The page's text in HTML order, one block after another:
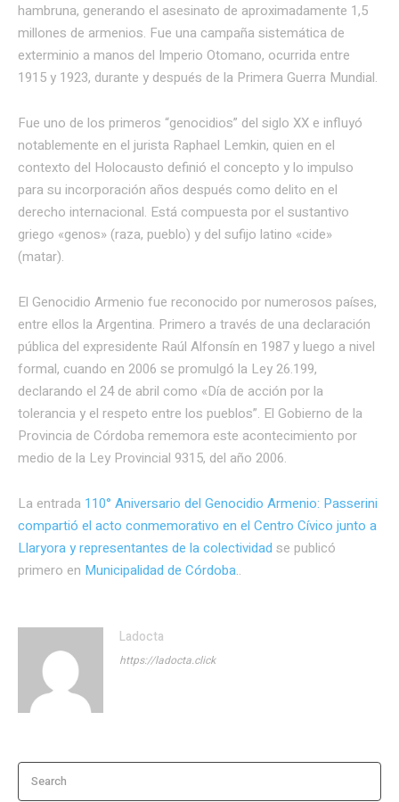
hambruna, generando el asesinato de aproximadamente 1,5
millones de armenios. Fue una campaña sistemática de
exterminio a manos del Imperio Otomano, ocurrida entre
1915 y 1923, durante y después de la Primera Guerra Mundial.
Fue uno de los primeros “genocidios” del siglo XX e influyó
notablemente en el jurista Raphael Lemkin, quien en el
contexto del Holocausto definió el concepto y lo impulso
para su incorporación años después como delito en el
derecho internacional. Está compuesta por el sustantivo
griego «genos» (raza, pueblo) y del sufijo latino «cide»
(matar).
El Genocidio Armenio fue reconocido por numerosos países,
entre ellos la Argentina. Primero a través de una declaración
pública del expresidente Raúl Alfonsín en 1987 y luego a nivel
formal, cuando en 2006 se promulgó la Ley 26.199,
declarando el 24 de abril como «Día de acción por la
tolerancia y el respeto entre los pueblos”. El Gobierno de la
Provincia de Córdoba rememora este acontecimiento por
medio de la Ley Provincial 9315, del año 2006.
La entrada 110° Aniversario del Genocidio Armenio: Passerini
compartió el acto conmemorativo en el Centro Cívico junto a
Llaryora y representantes de la colectividad se publicó
primero en Municipalidad de Córdoba..
Ladocta
https://ladocta.click
Search